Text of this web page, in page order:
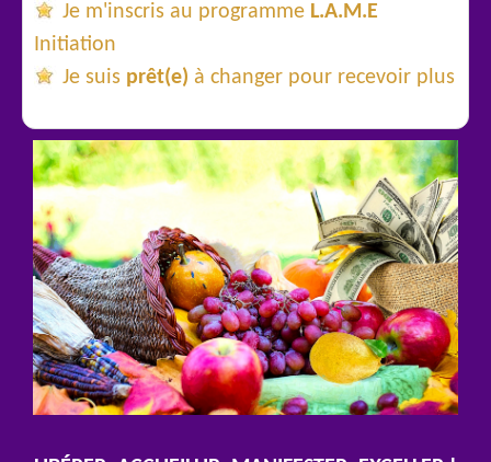
Je m'inscris au programme L.A.M.E
Initiation
Je suis prêt(e) à changer pour recevoir plus